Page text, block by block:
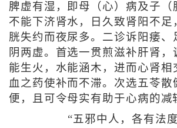
脾虚有湿，即母（心）病及子（
不能下济肾水，日久致肾阳不足
胱失约而夜尿多。二诊诉阳痿、
阴两虚。首选一贯煎滋补肝肾，
能生火，水能涵木，进而心肾相
血之药使补而不滞。次选五苓散
便，且可令母实有助于心病的减
“五邪中人，各有法度